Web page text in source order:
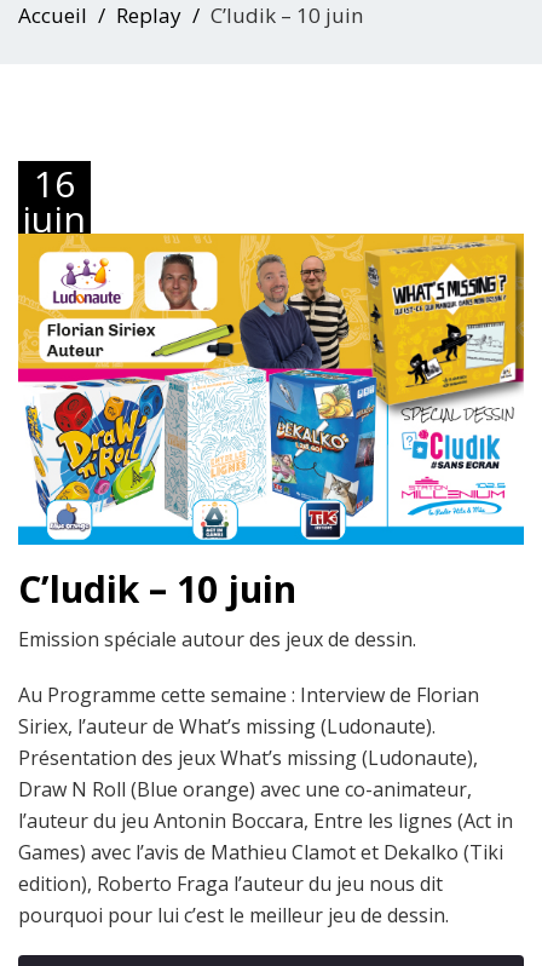
Accueil Replay C’ludik – 10 juin
16
juin
2020
C’ludik – 10 juin
Emission spéciale autour des jeux de dessin.
Au Programme cette semaine : Interview de Florian
Siriex, l’auteur de What’s missing (Ludonaute).
Présentation des jeux What’s missing (Ludonaute),
Draw N Roll (Blue orange) avec une co-animateur,
l’auteur du jeu Antonin Boccara, Entre les lignes (Act in
Games) avec l’avis de Mathieu Clamot et Dekalko (Tiki
edition), Roberto Fraga l’auteur du jeu nous dit
pourquoi pour lui c’est le meilleur jeu de dessin.